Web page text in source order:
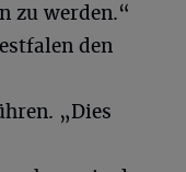
zu werden.“
den
„Dies